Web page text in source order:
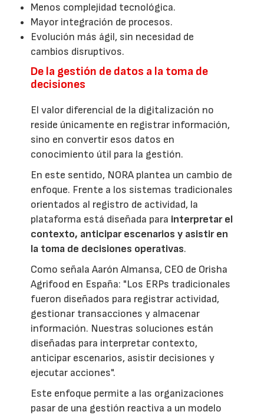
Menos complejidad tecnológica.
Mayor integración de procesos.
Evolución más ágil, sin necesidad de
cambios disruptivos.
De la gestión de datos a la toma de
decisiones
El valor diferencial de la digitalización no
reside únicamente en registrar información,
sino en convertir esos datos en
conocimiento útil para la gestión.
En este sentido, NORA plantea un cambio de
enfoque. Frente a los sistemas tradicionales
orientados al registro de actividad, la
plataforma está diseñada para interpretar el
contexto, anticipar escenarios y asistir en
la toma de decisiones operativas.
Como señala Aarón Almansa, CEO de Orisha
Agrifood en España: "Los ERPs tradicionales
fueron diseñados para registrar actividad,
gestionar transacciones y almacenar
información. Nuestras soluciones están
diseñadas para interpretar contexto,
anticipar escenarios, asistir decisiones y
ejecutar acciones".
Este enfoque permite a las organizaciones
pasar de una gestión reactiva a un modelo